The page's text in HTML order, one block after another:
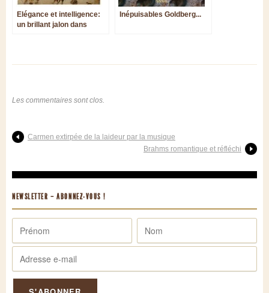
Elégance et intelligence:
un brillant jalon dans
Inépuisables Goldberg...
Les commentaires sont clos.
Carmen extirpée de la laideur par la musique
Brahms romantique et réfléchi
NEWSLETTER – ABONNEZ-VOUS !